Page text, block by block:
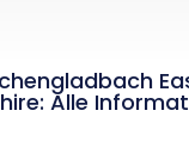
Alle